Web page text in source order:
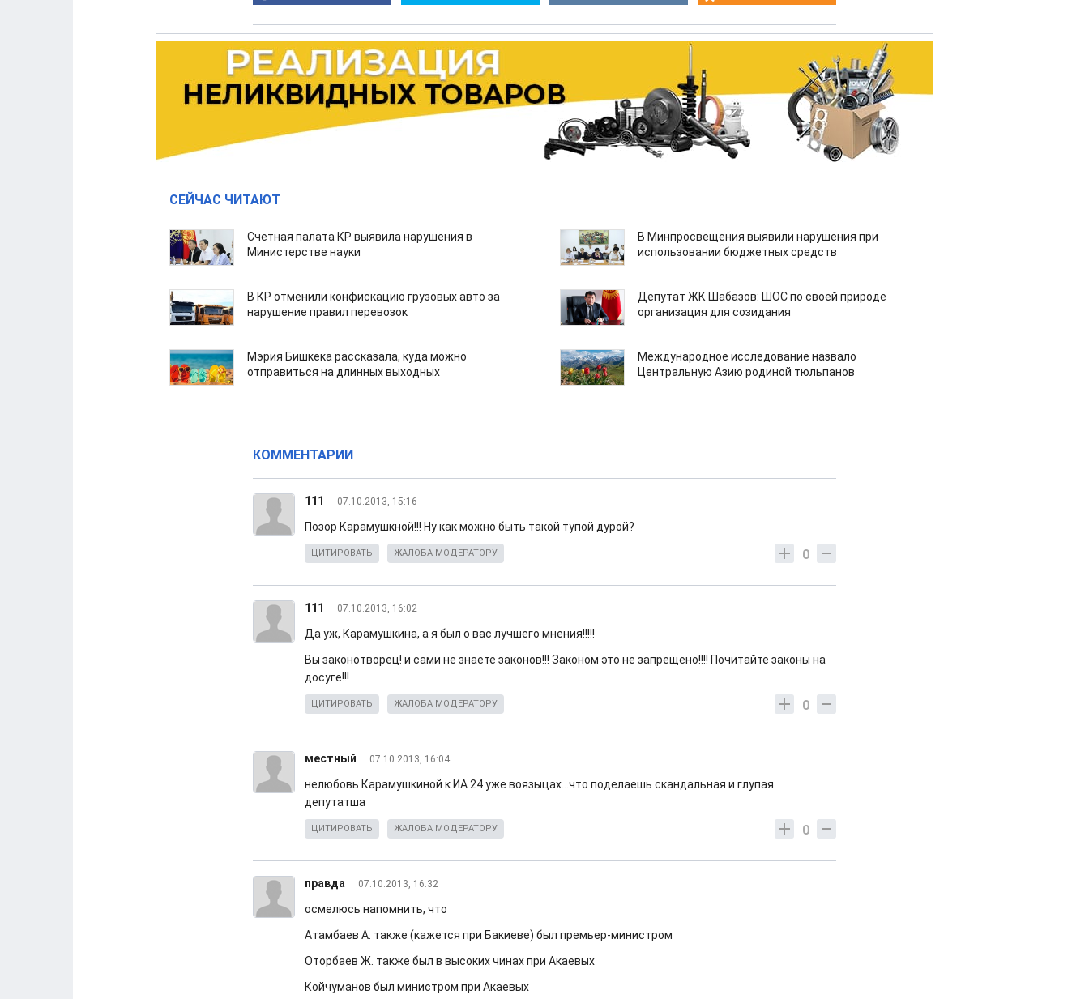
СЕЙЧАС ЧИТАЮТ
Счетная палата КР выявила нарушения в
Министерстве науки
В Минпросвещения выявили нарушения при
использовании бюджетных средств
В КР отменили конфискацию грузовых авто за
нарушение правил перевозок
Депутат ЖК Шабазов: ШОС по своей природе
организация для созидания
Мэрия Бишкека рассказала, куда можно
отправиться на длинных выходных
Международное исследование назвало
Центральную Азию родиной тюльпанов
КОММЕНТАРИИ
111 07.10.2013, 15:16
Позор Карамушкной!!! Ну как можно быть такой тупой дурой?
0
ЦИТИРОВАТЬ ЖАЛОБА МОДЕРАТОРУ
111 07.10.2013, 16:02
Да уж, Карамушкина, а я был о вас лучшего мнения!!!!!
Вы законотворец! и сами не знаете законов!!! Законом это не запрещено!!!! Почитайте законы на
досуге!!!
0
ЦИТИРОВАТЬ ЖАЛОБА МОДЕРАТОРУ
местный 07.10.2013, 16:04
нелюбовь Карамушкиной к ИА 24 уже воязыцах...что поделаешь скандальная и глупая
депутатша
0
ЦИТИРОВАТЬ ЖАЛОБА МОДЕРАТОРУ
правда 07.10.2013, 16:32
осмелюсь напомнить, что
Атамбаев А. также (кажется при Бакиеве) был премьер-министром
Оторбаев Ж. также был в высоких чинах при Акаевых
Койчуманов был министром при Акаевых